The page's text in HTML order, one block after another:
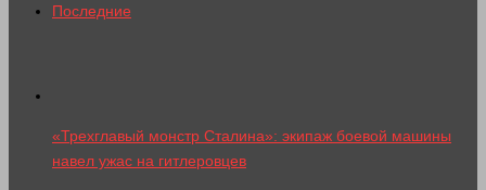
Последние
«Трехглавый монстр Сталина»: экипаж боевой машины
навел ужас на гитлеровцев